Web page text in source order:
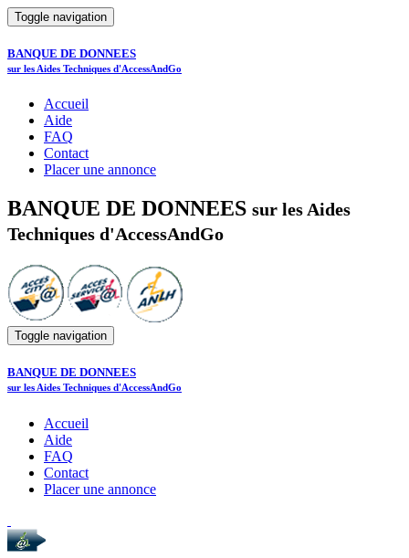
Toggle navigation
BANQUE DE DONNEES
sur les Aides Techniques d'AccessAndGo
Accueil
Aide
FAQ
Contact
Placer une annonce
BANQUE DE DONNEES sur les Aides
Techniques d'AccessAndGo
Toggle navigation
BANQUE DE DONNEES
sur les Aides Techniques d'AccessAndGo
Accueil
Aide
FAQ
Contact
Placer une annonce